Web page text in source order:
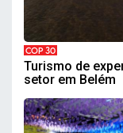
COP 30
Turismo de
setor em Belém